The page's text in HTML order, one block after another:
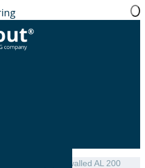
Extension single-walled AL 200